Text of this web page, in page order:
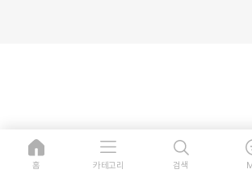
홈 카테고리 검색